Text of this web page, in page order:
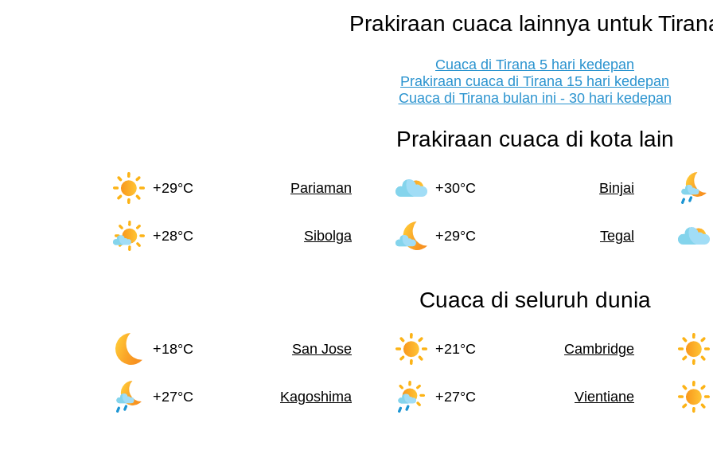
Prakiraan cuaca lainnya untuk
Cuaca di Tirana 5 hari kedepan
Prakiraan cuaca di Tirana 15 hari kedepan
Cuaca di Tirana bulan ini - 30 hari kedepan
Prakiraan cuaca di kota lain
+29°C Pariaman +30°C Binjai
+28°C Sibolga +29°C Tegal
Cuaca di seluruh dunia
+18°C San Jose +21°C Cambridge
+27°C Kagoshima +27°C Vientiane